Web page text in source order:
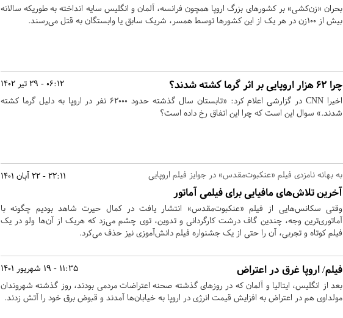
بحران «زن‌کشی» بر کشورهای بزرگ اروپا همچون فرانسه، آلمان و انگلیس سایه انداخته به طوریکه سالانه
بیش از ۱۰۰زن در هر یک از این کشورها توسط همسر، شریک سابق یا وابستگان به قتل می‌رسند.
06:12 - 29 تیر 1402 چرا 62 هزار اروپایی بر اثر گرما کشته شدند؟
اخیرا CNN در گزارشی اعلام کرد: «تابستان سال گذشته حدود ۶۲۰۰۰ نفر در اروپا به دلیل گرما کشته
شدند.» سوال این است که چرا این اتفاق رخ داده است؟
22:11 - 22 آبان 1401 به بهانه نامزدی فیلم «عنکبوت‌مقدس» در جوایز فیلم اروپایی
آخرین تلاش‌های مافیایی برای فیلمی آماتور
وقتی سکانس‌هایی از فیلم «عنکبوت‌مقدس» انتشار یافت در کمال حیرت شاهد بودیم چگونه با
آماتوری‌ترین وجه، چندین گاف درشت کارگردانی و تدوین، توی چشم می‌زد که هریک از آن‌ها ولو در یک
فیلم کوتاه و تجربی، آن را حتی از یک جشنواره فیلم دانش‌آموزی نیز حذف می‌کرد.
11:35 - 19 شهریور 1401 فیلم/ اروپا غرق در اعتراض
بعد از انگلیس، ایتالیا و آلمان که در روزهای گذشته صحنه اعتراضات مردمی بودند، روز گذشته شهروندان
مولداوی هم در اعتراض به افزایش قیمت انرژی در اروپا به خیابان‌ها آمدند و قبوض برق خود را آتش زدند.